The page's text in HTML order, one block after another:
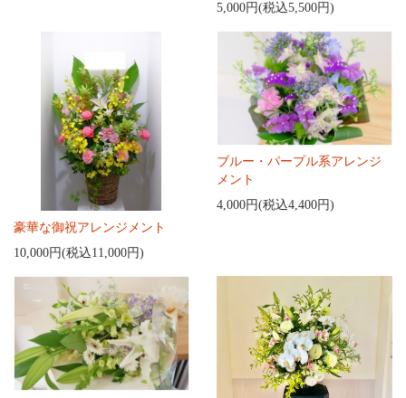
5,000円(税込5,500円)
豪華な御祝アレンジメント
10,000円(税込11,000円)
ブルー・パープル系アレンジ
メント
4,000円(税込4,400円)